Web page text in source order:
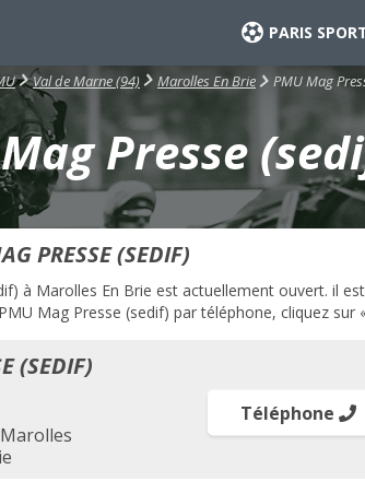
PARIS
Val de Marne (94) Marolles En Brie PMU Mag
Presse
PRESSE (SEDIF)
à Marolles En Brie est actuellement ouvert. il
Mag Presse (sedif) par téléphone, cliquez sur
(SEDIF)
Téléphone